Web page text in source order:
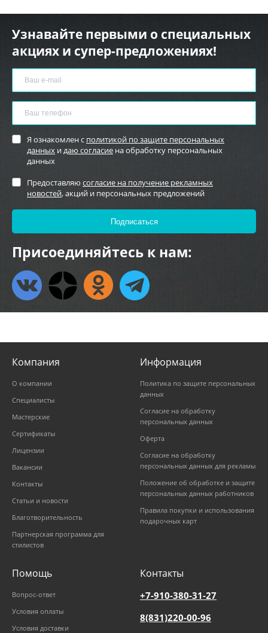
Узнавайте первыми о специальных
акциях и супер-предложениях!
Я ознакомлен с политикой по защите персональных
данных идаю согласие на обработку персональных
данных
Предоставляю согласие на получение рекламных
новостей, акций и персональных предложений
Присоединяйтесь к нам:
Компания
О компании
Специалисты
Мастерские
Сертификаты
Лицензии
Вакансии
Контакты
Статьи и новости
Благотворительность
Партнерская программа для
стилистов
Информация
Политика по защите персональных
данных
Согласие на обработку
персональных данных
Оферта
Согласие на обработку
персональных данных для рекламы
Положение об обработке и защите
персональных данных работников
Правила покупки и использования
подарочных карт
Помощь
Вопрос-ответ
Условия оплаты
Условия доставки
Контакты
+7-910-380-31-27
8(831)220-00-96